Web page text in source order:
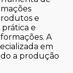
e
e
A
em
a produção